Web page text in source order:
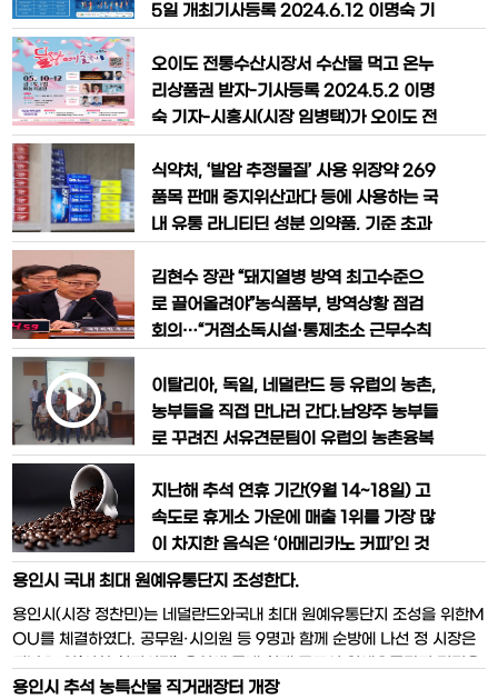
5일 개최기사등록 2024.6.12 이명숙 기
금곡홍유릉상점가 일원에서 ‘제3회 상상
더이상 금곡 FESTIVAL’을 개최한다고
11일 밝혔다.이번 행사는 소상공인시장진
기도와 경기관광공사에서 추진하는‘경기
도 작은 축제 육성 지원사업’공모사업을
통
오이도 전통수산시장서 수산물 먹고 온누
리상품권 받자-기사등록 2024.5.2 이명
숙 기자-시흥시(시장 임병택)가 오이도 전
는 소비자에게 최대 30%를 온누리상품
권으로 환급해 주는 행사를 시행한다.5월
온누리상품권 환급행사는 5월 3일부터 1
전통수산시장 내 수산물 판매 점포 43곳
에서 당일 결제한 영수증과 신분증을 지참
해 9
식약처, ‘발암 추정물질’ 사용 위장약 269
품목 판매 중지위산과다 등에 사용하는 국
내 유통 라니티딘 성분 의약품, 기준 초과
차단 및 신속한 회수 반품… 재처방·재조
제시 본인부담금 면제식품의약품안전처
는 국내 유통 ‘라니티딘’ 성분 원료의약품
검출되었다고 밝혔다.라니티딘은 위산과
다, 속쓰림, 위궤양, 역류성식도염 등 치료
약에
김현수 장관 “돼지열병 방역 최고수준으
로 끌어올려야”농식품부, 방역상황 점검
회의…“거점소독시설·통제초소 근무수칙
고…긴급 차단 방역 조치 중김현수 농림축
산식품부 장관은 23일 경기도 김포시에
서 아프리카돼지열병(ASF) 의심 신고가
으로 끌어올려야 한다고 강조했다.​김 장관
은 이날 정부세종청사에서 열린‘아프리
이탈리아, 독일, 네덜란드 등 유럽의 농촌,
농부들을 직접 만나러 간다.남양주 농부들
로 꾸려진 서유견문팀이 유럽의 농촌융복
시 농축 산업분야는 전통적인 농업국가인
이탈리아 등 유럽 선진 시스템을 도입하고
농*축산 인들의 직접적인 소통으로 농촌
융복합 산업을 선도하는 방안을 마련하기
앞서 20일 농업기술센터에 모여 방문일
정 및
지난해 추석 연휴 기간(9월 14~18일) 고
속도로 휴게소 가운에 매출 1위를 가장 많
이 차지한 음식은 ‘아메리카노 커피’인 것
으로 나타났다. 매출액수 기준으로는 우동
두과자로 7개 휴게소에서 1위를 차지했고
이외에 식사류로 국밥 종류, 간식류인 맥
반석 오징어가 뒤를 이었다. 우동은 도로
용인시 국내 최대 원예유통단지 조성한다.
용인시(시장 정찬민)는 네덜란드와국내 최대 원예유통단지 조성을 위한M
OU를 체결하였다. 공무원·시의원 등 9명과 함께 순방에 나선 정 시장은
지난 16일(이하 현지시간) 용인에 국내 최대 규모의 원예유통단지 건립을
위해 네덜란드 대형 화훼그룹인 ‘힐베르다 데 보어(Hilverda De Boe
용인시 추석 농특산물 직거래장터 개장